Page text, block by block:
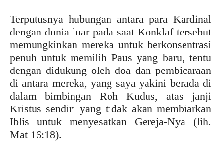
Terputusnya hubungan antara para Kardinal
dengan dunia luar pada saat Konklaf tersebut
memungkinkan mereka untuk berkonsentrasi
penuh untuk memilih Paus yang baru, tentu
dengan didukung oleh doa dan pembicaraan
di antara mereka, yang saya yakini berada di
dalam bimbingan Roh Kudus, atas janji
Kristus sendiri yang tidak akan membiarkan
Iblis untuk menyesatkan Gereja-Nya (lih.
Mat 16:18).